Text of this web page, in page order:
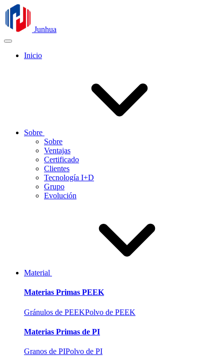
Junhua
Inicio
Sobre
Sobre
Ventajas
Certificado
Clientes
Tecnología I+D
Grupo
Evolución
Material
Materias Primas PEEK
Gránulos de PEEKPolvo de PEEK
Materias Primas de PI
Granos de PIPolvo de PI